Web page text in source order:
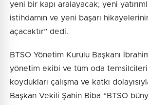
yeni bir kapı aralayacak; yeni
istihdamın ve yeni başarı
açacaktır” dedi.
BTSO Yönetim Kurulu Başkanı
yönetim ekibi ve tüm oda
koydukları çalışma ve katkı
Başkan Vekili Şahin Biba “BTSO